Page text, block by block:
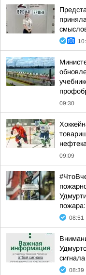
09:30
09:09
пожара:
08:51
08:39